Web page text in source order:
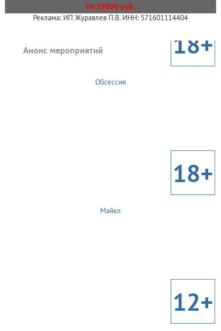
От 29800 руб.
Реклама: ИП Журавлев П.В. ИНН: 571601114404
Анонс мероприятий 18+
Обсессия
18+
Майкл
12+